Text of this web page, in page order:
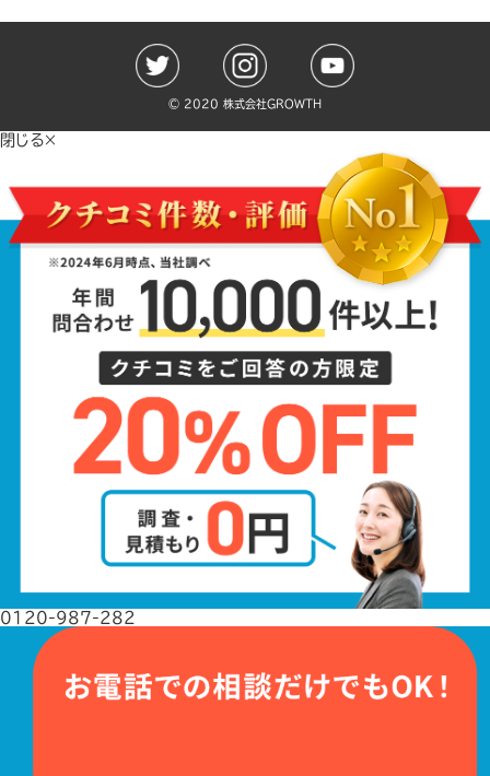
©️ 2020 株式会社GROWTH
閉じる×
0120-987-282